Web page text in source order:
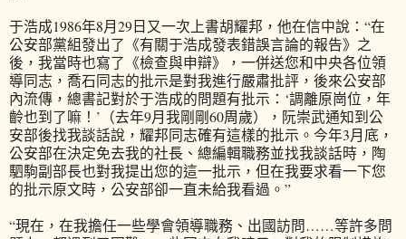
于浩成1986年8月29日又一次上書胡耀邦，他在信中說：“在
公安部黨組發出了《有關于浩成發表錯誤言論的報告》之
後，我當時也寫了《檢查與申辯》，一併送您和中央各位領
導同志，喬石同志的批示是對我進行嚴肅批評，後來公安部
內流傳，總書記對於于浩成的問題有批示：‘調離原崗位，年
齡也到了嘛！’（去年9月我剛剛60周歲），阮崇武通知到公
安部後找我談話說，耀邦同志確有這樣的批示。今年3月底，
公安部在決定免去我的社長、總編輯職務並找我談話時，陶
駟駒副部長也對我提出您的這一批示，但在我要求看一下您
的批示原文時，公安部卻一直未給我看過。”
“現在，在我擔任一些學會領導職務、出國訪問……等許多問